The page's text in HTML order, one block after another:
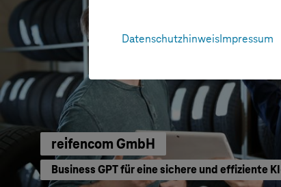
DatenschutzhinweisImpressum
reifencom GmbH
Business GPT für eine sichere und effiziente